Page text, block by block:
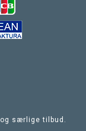
særlige tilbud.